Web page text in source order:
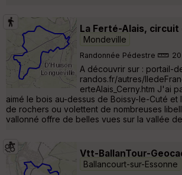
La Ferté-Alais, circuit
Mondeville
Randonnée Pédestre
A découvrir sur : portail-
randos.fr/autres/
erteAlais_Cerny.htm J'ai
aimé le bois au-dessus de Boissy-le-Cuté et
de rochers ou volettent de nombreuses
vallonné offre de belles vues sur la vallée
Vtt-BallanTour-
Ballancourt-sur-Essonne